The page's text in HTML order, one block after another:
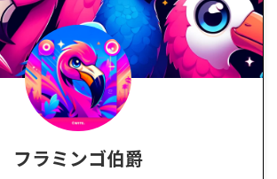
フラミンゴ伯爵